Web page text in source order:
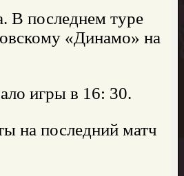
В последнем туре
«Динамо» на
игры в 16: 30.
на последний матч